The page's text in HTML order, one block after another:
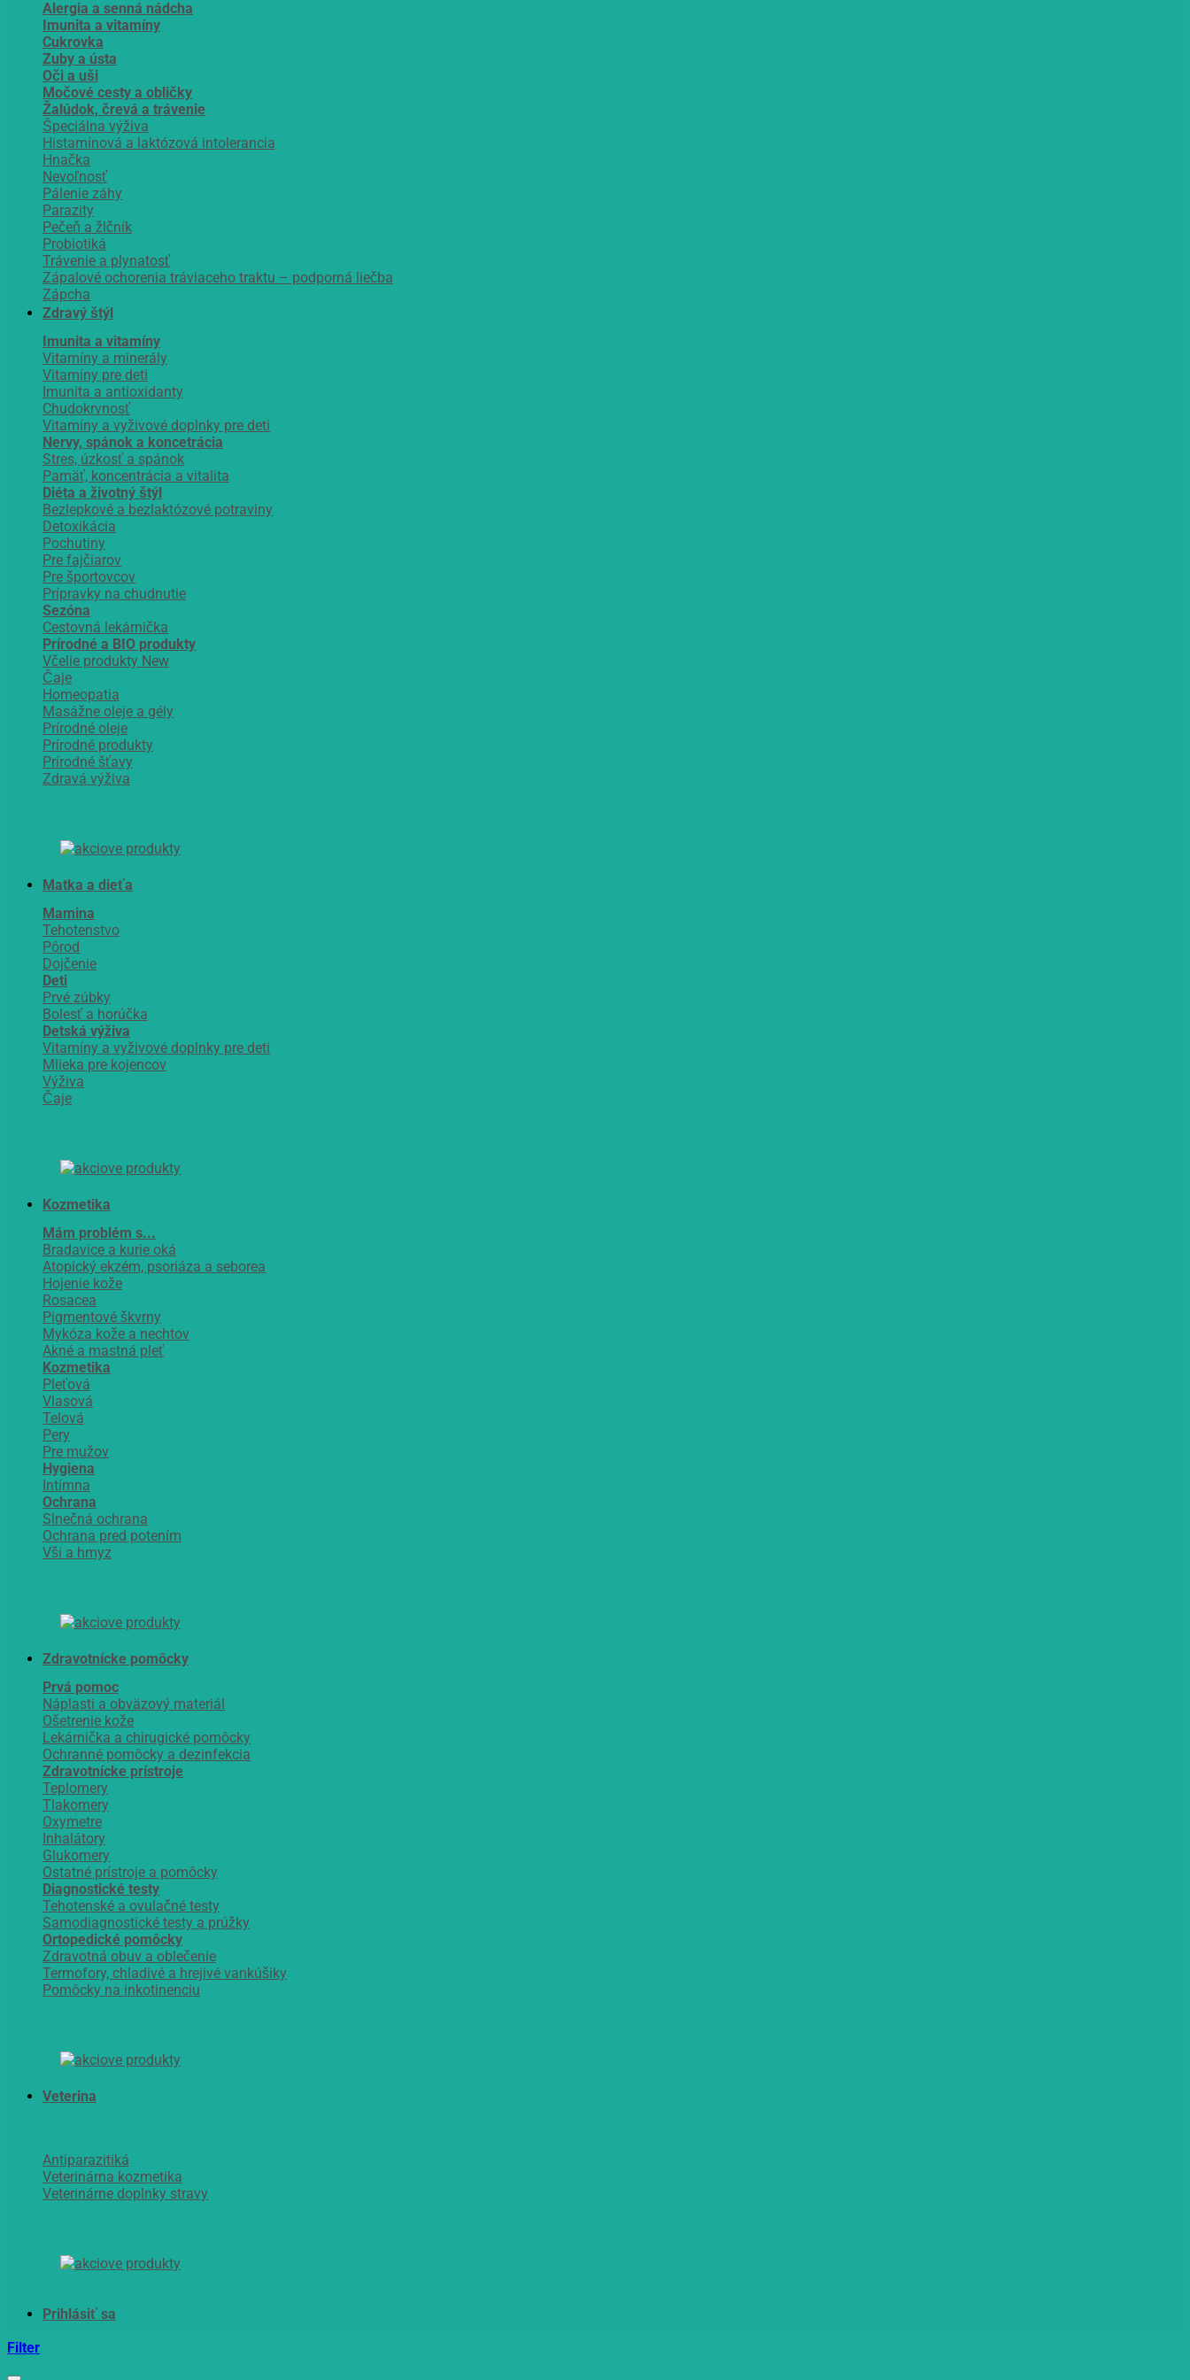
Alergia a senná nádcha
Imunita a vitamíny
Cukrovka
Zuby a ústa
Oči a uši
Močové cesty a obličky
Žalúdok, črevá a trávenie
Špeciálna výživa
Histamínová a laktózová intolerancia
Hnačka
Nevoľnosť
Pálenie záhy
Parazity
Pečeň a žlčník
Probiotiká
Trávenie a plynatosť
Zápalové ochorenia tráviaceho traktu – podporná liečba
Zápcha
Zdravý štýl
Imunita a vitamíny
Vitamíny a minerály
Vitamíny pre deti
Imunita a antioxidanty
Chudokrvnosť
Vitamíny a vyživové doplnky pre deti
Nervy, spánok a koncetrácia
Stres, úzkosť a spánok
Pamäť, koncentrácia a vitalita
Diéta a životný štýl
Bezlepkové a bezlaktózové potraviny
Detoxikácia
Pochutiny
Pre fajčiarov
Pre športovcov
Prípravky na chudnutie
Sezóna
Cestovná lekárnička
Prírodné a BIO produkty
Včelie produkty
Čaje
Homeopatia
Masážne oleje a gély
Prírodné oleje
Prírodné produkty
Prírodné šťavy
Zdravá výživa
Matka a dieťa
Mamina
Tehotenstvo
Pôrod
Dojčenie
Deti
Prvé zúbky
Bolesť a horúčka
Detská výživa
Vitamíny a vyživové doplnky pre deti
Mlieka pre kojencov
Výživa
Čaje
Kozmetika
Mám problém s...
Bradavice a kurie oká
Atopický ekzém, psoriáza a seborea
Hojenie kože
Rosacea
Pigmentové škvrny
Mykóza kože a nechtov
Akné a mastná pleť
Kozmetika
Pleťová
Vlasová
Telová
Pery
Pre mužov
Hygiena
Intímna
Ochrana
Slnečná ochrana
Ochrana pred potením
Vši a hmyz
Zdravotnícke pomôcky
Prvá pomoc
Náplasti a obväzový materiál
Ošetrenie kože
Lekárnička a chirugické pomôcky
Ochranné pomôcky a dezinfekcia
Zdravotnícke prístroje
Teplomery
Tlakomery
Oxymetre
Inhalátory
Glukomery
Ostatné prístroje a pomôcky
Diagnostické testy
Tehotenské a ovulačné testy
Samodiagnostické testy a prúžky
Ortopedické pomôcky
Zdravotná obuv a oblečenie
Termofory, chladivé a hrejivé vankúšiky
Pomôcky na inkotinenciu
Veterina
Antiparazitiká
Veterinárna kozmetika
Veterinárne doplnky stravy
Filter